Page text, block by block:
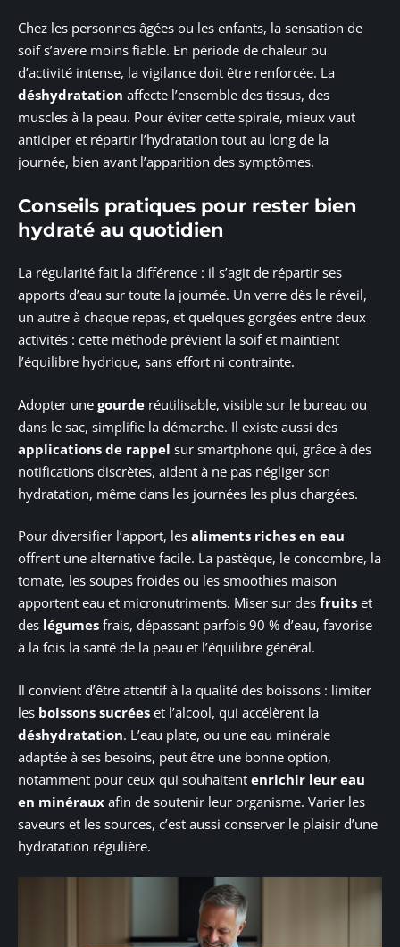
Chez les personnes âgées ou les enfants, la sensation de
soif s’avère moins fiable. En période de chaleur ou
d’activité intense, la vigilance doit être renforcée. La
déshydratation affecte l’ensemble des tissus, des
muscles à la peau. Pour éviter cette spirale, mieux vaut
anticiper et répartir l’hydratation tout au long de la
journée, bien avant l’apparition des symptômes.
Conseils pratiques pour rester bien
hydraté au quotidien
La régularité fait la différence : il s’agit de répartir ses
apports d’eau sur toute la journée. Un verre dès le réveil,
un autre à chaque repas, et quelques gorgées entre deux
activités : cette méthode prévient la soif et maintient
l’équilibre hydrique, sans effort ni contrainte.
Adopter une gourde réutilisable, visible sur le bureau ou
dans le sac, simplifie la démarche. Il existe aussi des
applications de rappel sur smartphone qui, grâce à des
notifications discrètes, aident à ne pas négliger son
hydratation, même dans les journées les plus chargées.
Pour diversifier l’apport, les aliments riches en eau
offrent une alternative facile. La pastèque, le concombre, la
tomate, les soupes froides ou les smoothies maison
apportent eau et micronutriments. Miser sur des fruits et
des légumes frais, dépassant parfois 90 % d’eau, favorise
à la fois la santé de la peau et l’équilibre général.
Il convient d’être attentif à la qualité des boissons : limiter
les boissons sucrées et l’alcool, qui accélèrent la
déshydratation. L’eau plate, ou une eau minérale
adaptée à ses besoins, peut être une bonne option,
notamment pour ceux qui souhaitent enrichir leur eau
en minéraux afin de soutenir leur organisme. Varier les
saveurs et les sources, c’est aussi conserver le plaisir d’une
hydratation régulière.